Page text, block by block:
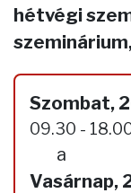
hétvégi
Szombat,
09.30 -
a
Vasárnap,